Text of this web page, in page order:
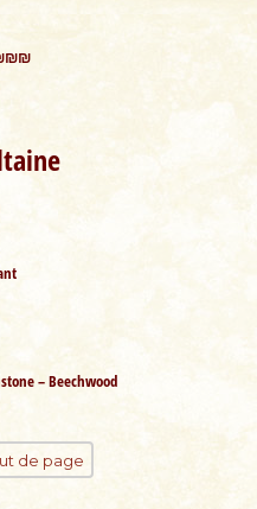
– Beechwood
de page